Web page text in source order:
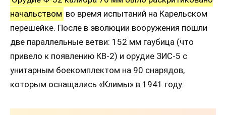
начальством во время испытаний на Карельском
перешейке. После в эволюции вооружения пошли
две параллельные ветви: 152 мм гаубица (что
привело к появлению КВ-2) и орудие ЗИС-5 с
унитарным боекомплектом на 90 снарядов,
которым оснащались «Климы» в 1941 году.